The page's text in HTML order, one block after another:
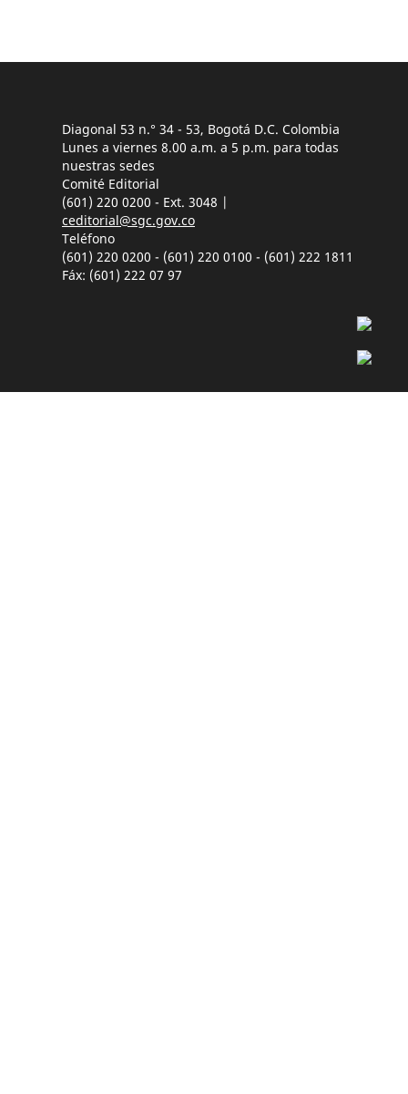
Diagonal 53 n.° 34 - 53, Bogotá D.C. Colombia
Lunes a viernes 8.00 a.m. a 5 p.m. para todas
nuestras sedes
Comité Editorial
(601) 220 0200 - Ext. 3048 |
ceditorial@sgc.gov.co
Teléfono
(601) 220 0200 - (601) 220 0100 - (601) 222 1811
Fáx: (601) 222 07 97